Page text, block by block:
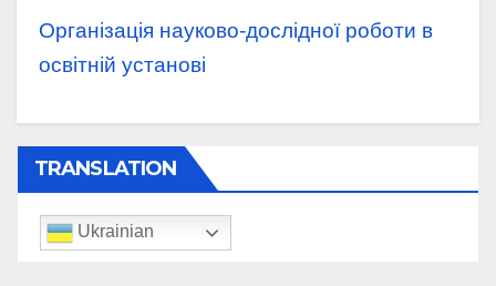
Організація науково-дослідної роботи в
освітній установі
TRANSLATION
Ukrainian